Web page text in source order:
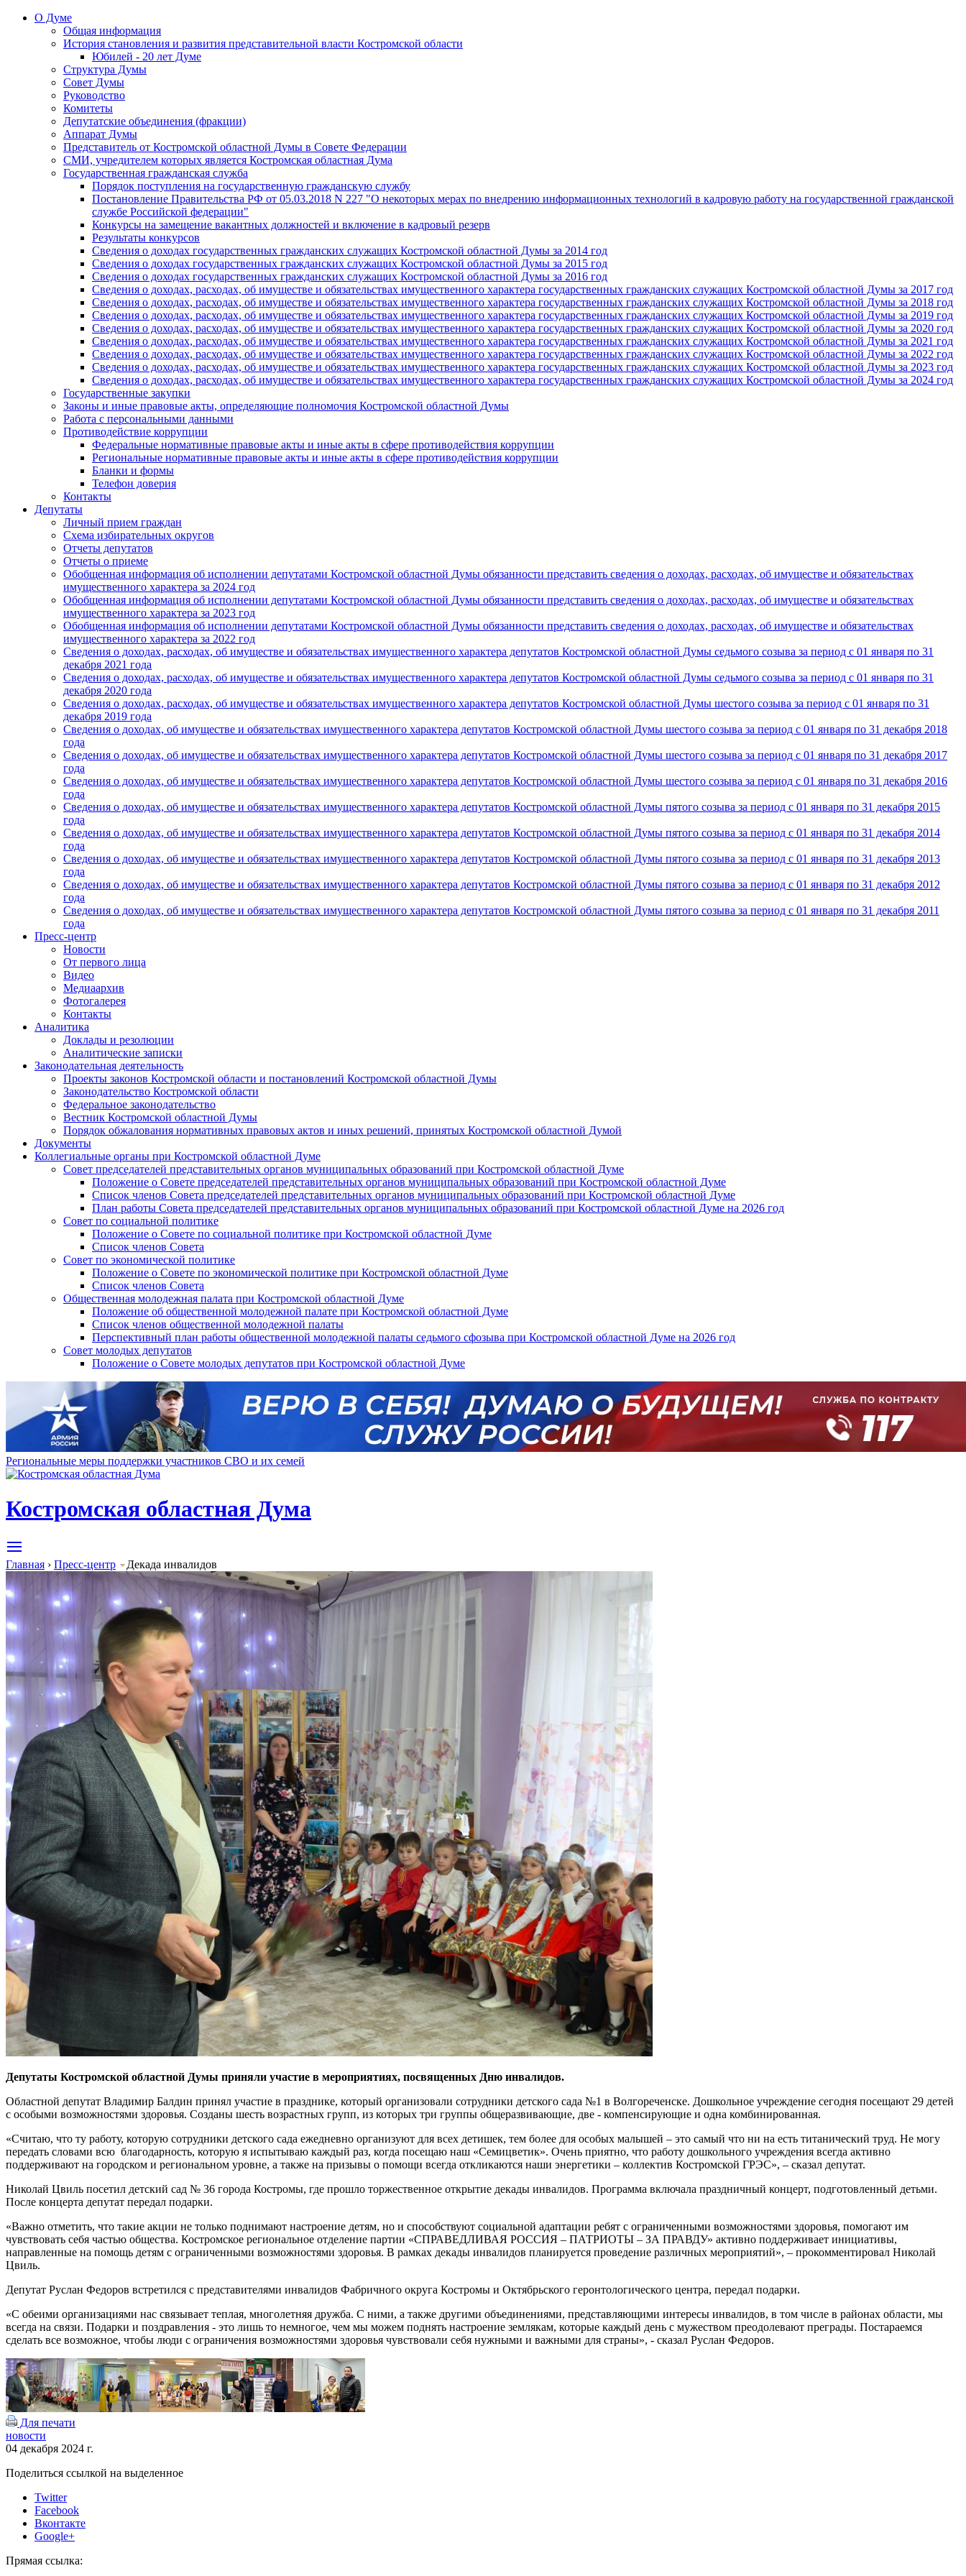
О Думе
Общая информация
История становления и развития представительной власти Костромской области
Юбилей - 20 лет Думе
Структура Думы
Совет Думы
Руководство
Комитеты
Депутатские объединения (фракции)
Аппарат Думы
Представитель от Костромской областной Думы в Совете Федерации
СМИ, учредителем которых является Костромская областная Дума
Государственная гражданская служба
Порядок поступления на государственную гражданскую службу
Постановление Правительства РФ от 05.03.2018 N 227 "О некоторых мерах по внедрению информационных технологий в кадровую работу на государственной гражданской
службе Российской федерации"
Конкурсы на замещение вакантных должностей и включение в кадровый резерв
Результаты конкурсов
Сведения о доходах государственных гражданских служащих Костромской областной Думы за 2014 год
Сведения о доходах государственных гражданских служащих Костромской областной Думы за 2015 год
Сведения о доходах государственных гражданских служащих Костромской областной Думы за 2016 год
Сведения о доходах, расходах, об имуществе и обязательствах имущественного характера государственных гражданских служащих Костромской областной Думы за 2017 год
Сведения о доходах, расходах, об имуществе и обязательствах имущественного характера государственных гражданских служащих Костромской областной Думы за 2018 год
Сведения о доходах, расходах, об имуществе и обязательствах имущественного характера государственных гражданских служащих Костромской областной Думы за 2019 год
Сведения о доходах, расходах, об имуществе и обязательствах имущественного характера государственных гражданских служащих Костромской областной Думы за 2020 год
Сведения о доходах, расходах, об имуществе и обязательствах имущественного характера государственных гражданских служащих Костромской областной Думы за 2021 год
Сведения о доходах, расходах, об имуществе и обязательствах имущественного характера государственных гражданских служащих Костромской областной Думы за 2022 год
Сведения о доходах, расходах, об имуществе и обязательствах имущественного характера государственных гражданских служащих Костромской областной Думы за 2023 год
Сведения о доходах, расходах, об имуществе и обязательствах имущественного характера государственных гражданских служащих Костромской областной Думы за 2024 год
Государственные закупки
Законы и иные правовые акты, определяющие полномочия Костромской областной Думы
Работа с персональными данными
Противодействие коррупции
Федеральные нормативные правовые акты и иные акты в сфере противодействия коррупции
Региональные нормативные правовые акты и иные акты в сфере противодействия коррупции
Бланки и формы
Телефон доверия
Контакты
Депутаты
Личный прием граждан
Схема избирательных округов
Отчеты депутатов
Отчеты о приеме
Обобщенная информация об исполнении депутатами Костромской областной Думы обязанности представить сведения о доходах, расходах, об имуществе и обязательствах
имущественного характера за 2024 год
Обобщенная информация об исполнении депутатами Костромской областной Думы обязанности представить сведения о доходах, расходах, об имуществе и обязательствах
имущественного характера за 2023 год
Обобщенная информация об исполнении депутатами Костромской областной Думы обязанности представить сведения о доходах, расходах, об имуществе и обязательствах
имущественного характера за 2022 год
Сведения о доходах, расходах, об имуществе и обязательствах имущественного характера депутатов Костромской областной Думы седьмого созыва за период с 01 января по 31
декабря 2021 года
Сведения о доходах, расходах, об имуществе и обязательствах имущественного характера депутатов Костромской областной Думы седьмого созыва за период с 01 января по 31
декабря 2020 года
Сведения о доходах, расходах, об имуществе и обязательствах имущественного характера депутатов Костромской областной Думы шестого созыва за период с 01 января по 31
декабря 2019 года
Сведения о доходах, об имуществе и обязательствах имущественного характера депутатов Костромской областной Думы шестого созыва за период с 01 января по 31 декабря 2018
года
Сведения о доходах, об имуществе и обязательствах имущественного характера депутатов Костромской областной Думы шестого созыва за период с 01 января по 31 декабря 2017
года
Сведения о доходах, об имуществе и обязательствах имущественного характера депутатов Костромской областной Думы шестого созыва за период с 01 января по 31 декабря 2016
года
Сведения о доходах, об имуществе и обязательствах имущественного характера депутатов Костромской областной Думы пятого созыва за период с 01 января по 31 декабря 2015
года
Сведения о доходах, об имуществе и обязательствах имущественного характера депутатов Костромской областной Думы пятого созыва за период с 01 января по 31 декабря 2014
года
Сведения о доходах, об имуществе и обязательствах имущественного характера депутатов Костромской областной Думы пятого созыва за период с 01 января по 31 декабря 2013
года
Сведения о доходах, об имуществе и обязательствах имущественного характера депутатов Костромской областной Думы пятого созыва за период с 01 января по 31 декабря 2012
года
Сведения о доходах, об имуществе и обязательствах имущественного характера депутатов Костромской областной Думы пятого созыва за период с 01 января по 31 декабря 2011
года
Пресс-центр
Новости
От первого лица
Видео
Медиаархив
Фотогалерея
Контакты
Аналитика
Доклады и резолюции
Аналитические записки
Законодательная деятельность
Проекты законов Костромской области и постановлений Костромской областной Думы
Законодательство Костромской области
Федеральное законодательство
Вестник Костромской областной Думы
Порядок обжалования нормативных правовых актов и иных решений, принятых Костромской областной Думой
Документы
Коллегиальные органы при Костромской областной Думе
Совет председателей представительных органов муниципальных образований при Костромской областной Думе
Положение о Совете председателей представительных органов муниципальных образований при Костромской областной Думе
Список членов Совета председателей представительных органов муниципальных образований при Костромской областной Думе
План работы Совета председателей представительных органов муниципальных образований при Костромской областной Думе на 2026 год
Совет по социальной политике
Положение о Совете по социальной политике при Костромской областной Думе
Список членов Совета
Совет по экономической политике
Положение о Совете по экономической политике при Костромской областной Думе
Список членов Совета
Общественная молодежная палата при Костромской областной Думе
Положение об общественной молодежной палате при Костромской областной Думе
Список членов общественной молодежной палаты
Перспективный план работы общественной молодежной палаты седьмого сфозыва при Костромской областной Думе на 2026 год
Совет молодых депутатов
Положение о Совете молодых депутатов при Костромской областной Думе
Региональные меры поддержки участников СВО и их семей
Костромская областная Дума
Главная › Пресс-центр Декада инвалидов
Депутаты Костромской областной Думы приняли участие в мероприятиях, посвященных Дню инвалидов.
Областной депутат Владимир Балдин принял участие в празднике, который организовали сотрудники детского сада №1 в Волгореченске. Дошкольное учреждение сегодня посещают 29 детей
с особыми возможностями здоровья. Созданы шесть возрастных групп, из которых три группы общеразвивающие, две - компенсирующие и одна комбинированная.
«Считаю, что ту работу, которую сотрудники детского сада ежедневно организуют для всех детишек, тем более для особых малышей – это самый что ни на есть титанический труд. Не могу
передать словами всю благодарность, которую я испытываю каждый раз, когда посещаю наш «Семицветик». Очень приятно, что работу дошкольного учреждения всегда активно
поддерживают на городском и региональном уровне, а также на призывы о помощи всегда откликаются наши энергетики – коллектив Костромской ГРЭС», – сказал депутат.
Николай Цвиль посетил детский сад № 36 города Костромы, где прошло торжественное открытие декады инвалидов. Программа включала праздничный концерт, подготовленный детьми.
После концерта депутат передал подарки.
«Важно отметить, что такие акции не только поднимают настроение детям, но и способствуют социальной адаптации ребят с ограниченными возможностями здоровья, помогают им
чувствовать себя частью общества. Костромское региональное отделение партии «СПРАВЕДЛИВАЯ РОССИЯ – ПАТРИОТЫ – ЗА ПРАВДУ» активно поддерживает инициативы,
направленные на помощь детям с ограниченными возможностями здоровья. В рамках декады инвалидов планируется проведение различных мероприятий», – прокомментировал Николай
Цвиль.
Депутат Руслан Федоров встретился с представителями инвалидов Фабричного округа Костромы и Октябрьского геронтологического центра, передал подарки.
«С обеими организациями нас связывает теплая, многолетняя дружба. С ними, а также другими объединениями, представляющими интересы инвалидов, в том числе в районах области, мы
всегда на связи. Подарки и поздравления - это лишь то немногое, чем мы можем поднять настроение землякам, которые каждый день с мужеством преодолевают преграды. Постараемся
сделать все возможное, чтобы люди с ограничения возможностями здоровья чувствовали себя нужными и важными для страны», - сказал Руслан Федоров.
Для печати
новости
04 декабря 2024 г.
Поделиться ссылкой на выделенное
Twitter
Facebook
Вконтакте
Google+
Прямая ссылка: